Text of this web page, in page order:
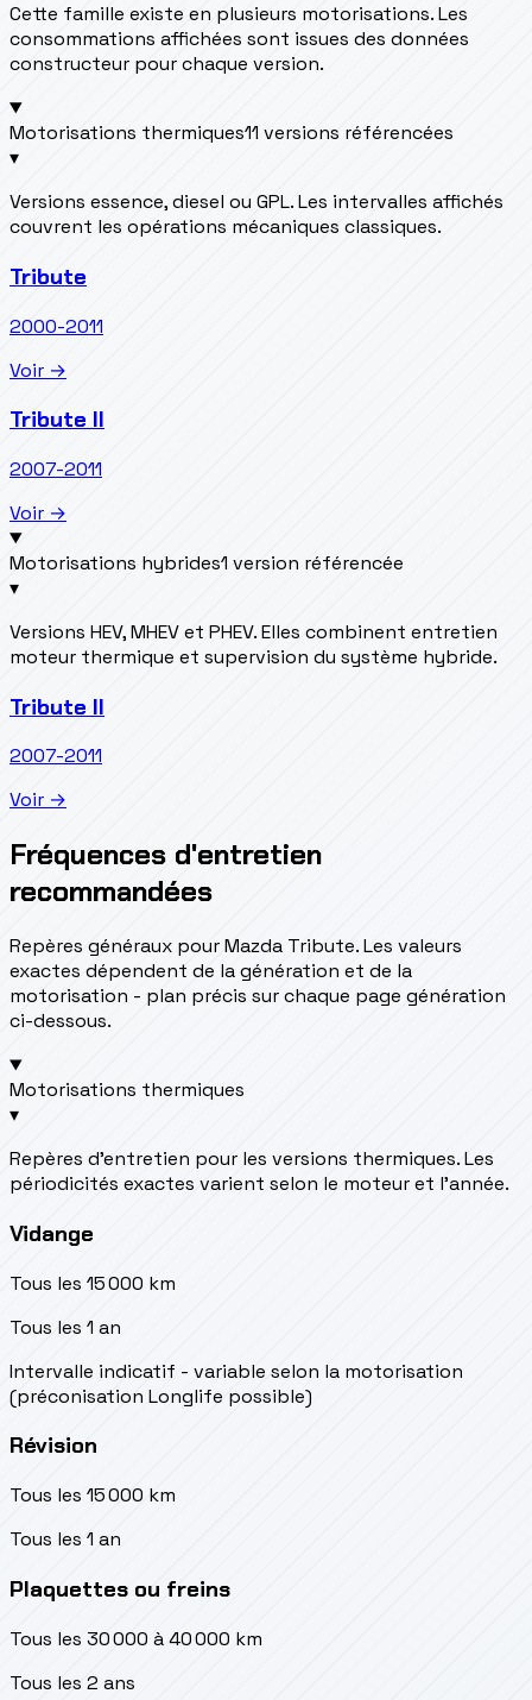
Cette famille existe en plusieurs motorisations. Les
consommations affichées sont issues des données
constructeur pour chaque version.
Motorisations thermiques11 versions référencées
▾
Versions essence, diesel ou GPL. Les intervalles affichés
couvrent les opérations mécaniques classiques.
Tribute
2000-2011
Voir →
Tribute II
2007-2011
Voir →
Motorisations hybrides1 version référencée
▾
Versions HEV, MHEV et PHEV. Elles combinent entretien
moteur thermique et supervision du système hybride.
Tribute II
2007-2011
Voir →
Fréquences d'entretien
recommandées
Repères généraux pour Mazda Tribute. Les valeurs
exactes dépendent de la génération et de la
motorisation - plan précis sur chaque page génération
ci-dessous.
Motorisations thermiques
▾
Repères d’entretien pour les versions thermiques. Les
périodicités exactes varient selon le moteur et l’année.
Vidange
Tous les 15 000 km
Tous les 1 an
Intervalle indicatif - variable selon la motorisation
(préconisation Longlife possible)
Révision
Tous les 15 000 km
Tous les 1 an
Plaquettes ou freins
Tous les 30 000 à 40 000 km
Tous les 2 ans